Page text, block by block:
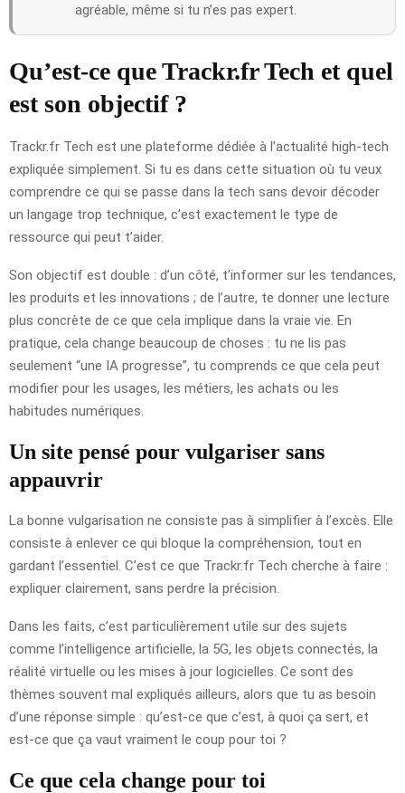
agréable, même si tu n’es pas expert.
Qu’est-ce que Trackr.fr Tech et quel
est son objectif ?
Trackr.fr Tech est une plateforme dédiée à l’actualité high-tech
expliquée simplement. Si tu es dans cette situation où tu veux
comprendre ce qui se passe dans la tech sans devoir décoder
un langage trop technique, c’est exactement le type de
ressource qui peut t’aider.
Son objectif est double : d’un côté, t’informer sur les tendances,
les produits et les innovations ; de l’autre, te donner une lecture
plus concrète de ce que cela implique dans la vraie vie. En
pratique, cela change beaucoup de choses : tu ne lis pas
seulement “une IA progresse”, tu comprends ce que cela peut
modifier pour les usages, les métiers, les achats ou les
habitudes numériques.
Un site pensé pour vulgariser sans
appauvrir
La bonne vulgarisation ne consiste pas à simplifier à l’excès. Elle
consiste à enlever ce qui bloque la compréhension, tout en
gardant l’essentiel. C’est ce que Trackr.fr Tech cherche à faire :
expliquer clairement, sans perdre la précision.
Dans les faits, c’est particulièrement utile sur des sujets
comme l’intelligence artificielle, la 5G, les objets connectés, la
réalité virtuelle ou les mises à jour logicielles. Ce sont des
thèmes souvent mal expliqués ailleurs, alors que tu as besoin
d’une réponse simple : qu’est-ce que c’est, à quoi ça sert, et
est-ce que ça vaut vraiment le coup pour toi ?
Ce que cela change pour toi